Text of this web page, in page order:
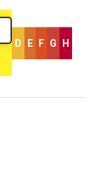
D E F G H